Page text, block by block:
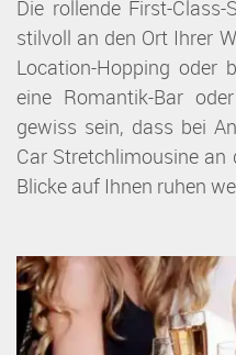
Die rollende First-
stilvoll an den Ort Ihrer
Location-Hopping oder
eine Romantik-Bar
gewiss sein, dass bei
Car Stretchlimousine an
Blicke auf Ihnen ruhen